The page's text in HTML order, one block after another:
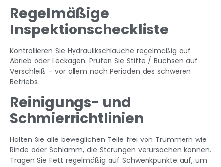
Regelmäßige
Inspektionscheckliste
Kontrollieren Sie Hydraulikschläuche regelmäßig auf
Abrieb oder Leckagen. Prüfen Sie Stifte / Buchsen auf
Verschleiß - vor allem nach Perioden des schweren
Betriebs.
Reinigungs- und
Schmierrichtlinien
Halten Sie alle beweglichen Teile frei von Trümmern wie
Rinde oder Schlamm, die Störungen verursachen können.
Tragen Sie Fett regelmäßig auf Schwenkpunkte auf, um